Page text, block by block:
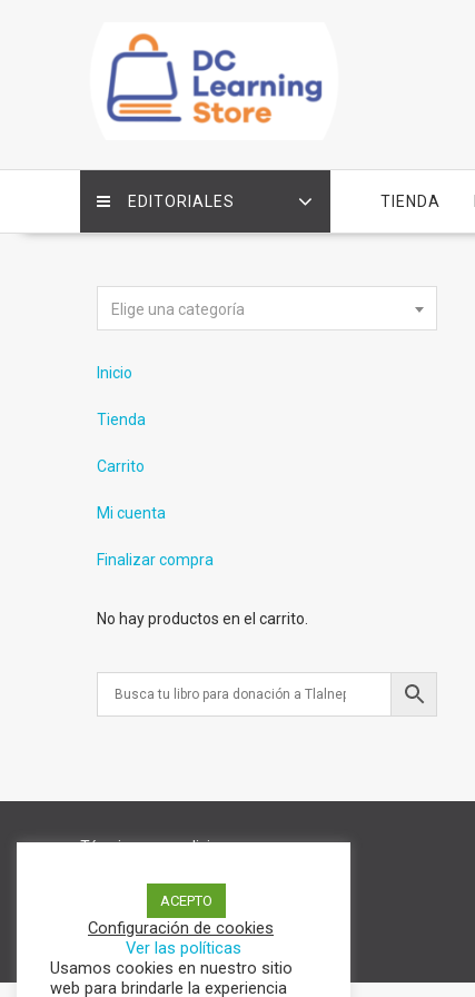
EDITORIALES TIENDA
Elige una categoría
Inicio
Tienda
Carrito
Mi cuenta
Finalizar compra
No hay productos en el carrito.
Términos y condiciones
Política de cookies
ACEPTO
Configuración de cookies
Ver las políticas
Usamos cookies en nuestro sitio
web para brindarle la experiencia